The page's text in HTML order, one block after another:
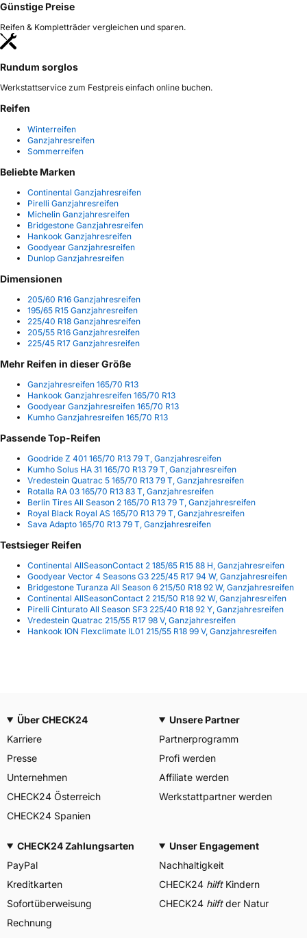
Günstige Preise
Reifen & Kompletträder vergleichen und sparen.
Rundum sorglos
Werkstattservice zum Festpreis einfach online buchen.
Reifen
Winterreifen
Ganzjahresreifen
Sommerreifen
Beliebte Marken
Continental Ganzjahresreifen
Pirelli Ganzjahresreifen
Michelin Ganzjahresreifen
Bridgestone Ganzjahresreifen
Hankook Ganzjahresreifen
Goodyear Ganzjahresreifen
Dunlop Ganzjahresreifen
Dimensionen
205/60 R16 Ganzjahresreifen
195/65 R15 Ganzjahresreifen
225/40 R18 Ganzjahresreifen
205/55 R16 Ganzjahresreifen
225/45 R17 Ganzjahresreifen
Mehr Reifen in dieser Größe
Ganzjahresreifen 165/70 R13
Hankook Ganzjahresreifen 165/70 R13
Goodyear Ganzjahresreifen 165/70 R13
Kumho Ganzjahresreifen 165/70 R13
Passende Top-Reifen
Goodride Z 401 165/70 R13 79 T, Ganzjahresreifen
Kumho Solus HA 31 165/70 R13 79 T, Ganzjahresreifen
Vredestein Quatrac 5 165/70 R13 79 T, Ganzjahresreifen
Rotalla RA 03 165/70 R13 83 T, Ganzjahresreifen
Berlin Tires All Season 2 165/70 R13 79 T, Ganzjahresreifen
Royal Black Royal AS 165/70 R13 79 T, Ganzjahresreifen
Sava Adapto 165/70 R13 79 T, Ganzjahresreifen
Testsieger Reifen
Continental AllSeasonContact 2 185/65 R15 88 H, Ganzjahresreifen
Goodyear Vector 4 Seasons G3 225/45 R17 94 W, Ganzjahresreifen
Bridgestone Turanza All Season 6 215/50 R18 92 W, Ganzjahresreifen
Continental AllSeasonContact 2 215/50 R18 92 W, Ganzjahresreifen
Pirelli Cinturato All Season SF3 225/40 R18 92 Y, Ganzjahresreifen
Vredestein Quatrac 215/55 R17 98 V, Ganzjahresreifen
Hankook ION Flexclimate IL01 215/55 R18 99 V, Ganzjahresreifen
Über CHECK24
Karriere
Presse
Unternehmen
CHECK24 Österreich
CHECK24 Spanien
Unsere Partner
Partnerprogramm
Profi werden
Affiliate werden
Werkstattpartner werden
CHECK24 Zahlungsarten
PayPal
Kreditkarten
Sofortüberweisung
Rechnung
Unser Engagement
Nachhaltigkeit
CHECK24 hilftKindern
CHECK24 hilftder Natur